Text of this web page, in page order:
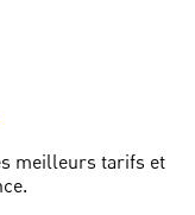
meilleurs tarifs et